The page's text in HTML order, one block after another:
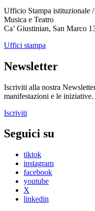
Ufficio Stampa istituzionale
Musica e Teatro
Ca’ Giustinian, San Marco
Uffici stampa
Newsletter
Iscriviti alla nostra
manifestazioni e le iniziative.
Iscriviti
Seguici su
tiktok
instagram
facebook
youtube
X
linkedin